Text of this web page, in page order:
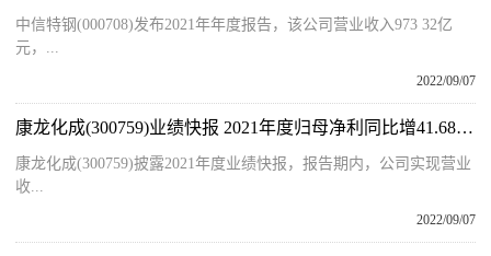
中信特钢(000708)发布2021年年度报告，该公司营业收入973 32亿
元，...
2022/09/07
康龙化成(300759)业绩快报 2021年度归母净利同比增41.68%至16.61亿元
康龙化成(300759)披露2021年度业绩快报，报告期内，公司实现营业
收...
2022/09/07